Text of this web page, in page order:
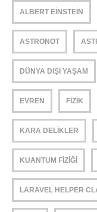
ALBERT EINSTEIN
ASTRONOT
DÜNYA DIŞI YAŞAM
EVREN FIZIK
KARA DELIKLER
KUANTUM FIZIĞI
LARAVEL HELPER